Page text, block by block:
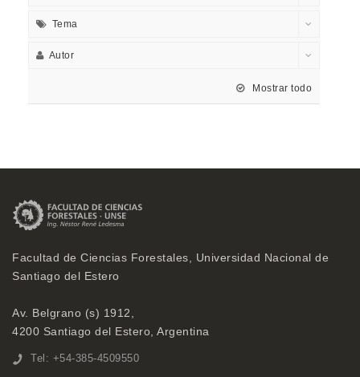
Tema
Autor
Mostrar todo
Facultad de Ciencias Forestales, Universidad Nacional de
Santiago del Estero
Av. Belgrano (s) 1912,
4200 Santiago del Estero, Argentina
Tel: +54-385-4509550